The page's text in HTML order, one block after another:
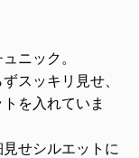
ニック。
スッキリ見せ、
を入れていま
せシルエットに